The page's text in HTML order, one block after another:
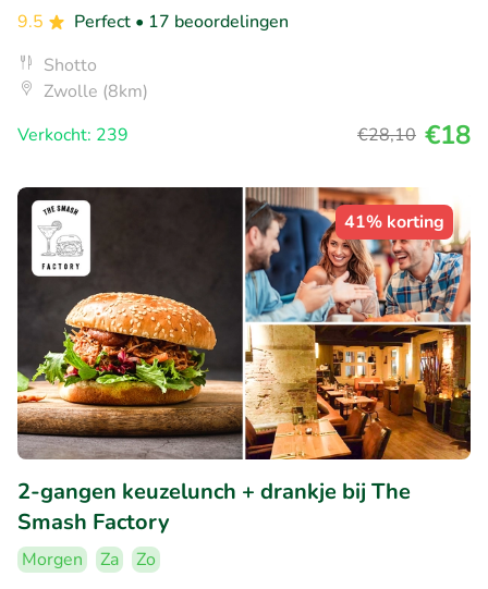
9.5 Perfect • 17 beoordelingen
Shotto
Zwolle (8km)
Verkocht: 239
€28,10 €18
41% korting
2-gangen keuzelunch + drankje bij The
Smash Factory
Morgen Za
Zo